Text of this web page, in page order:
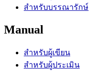
สำหรับบรรณารักษ์
Manual
สำหรับผู้เขียน
สำหรับผู้ประเมิน